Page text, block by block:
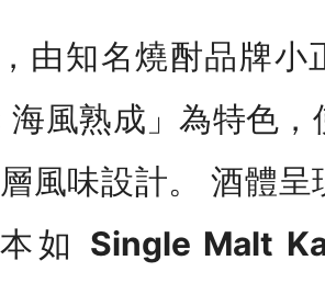
由知名燒酎品牌小
風熟成」為特色，
風味設計。 酒體呈
如 Single Malt